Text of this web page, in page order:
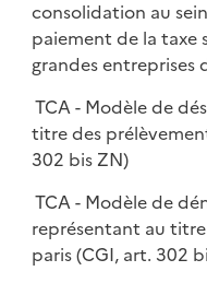
consolidation au
paiement de la taxe
grandes entreprises
TCA - Modèle de
titre des
302 bis ZN)
TCA - Modèle de
représentant au
paris (CGI, art. 302